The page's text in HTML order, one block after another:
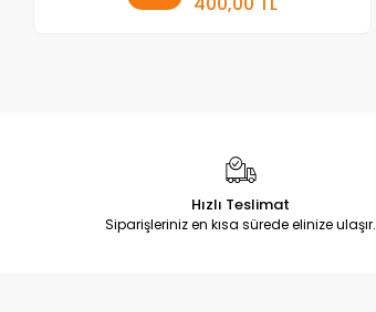
Hızlı Teslimat
Siparişleriniz en kısa sürede elinize ulaşır.